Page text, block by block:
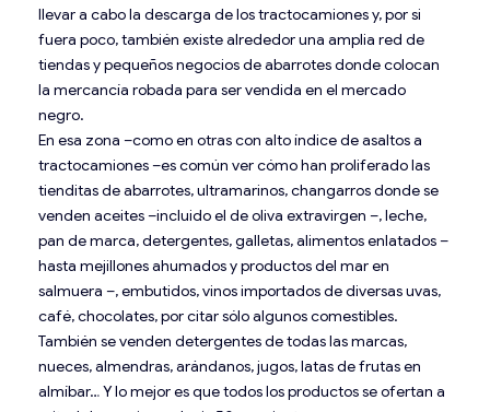
llevar a cabo la descarga de los tractocamiones y, por si
fuera poco, también existe alrededor una amplia red de
tiendas y pequeños negocios de abarrotes donde colocan
la mercancía robada para ser vendida en el mercado
negro.
En esa zona –como en otras con alto índice de asaltos a
tractocamiones –es común ver cómo han proliferado las
tienditas de abarrotes, ultramarinos, changarros donde se
venden aceites –incluido el de oliva extravirgen –, leche,
pan de marca, detergentes, galletas, alimentos enlatados –
hasta mejillones ahumados y productos del mar en
salmuera –, embutidos, vinos importados de diversas uvas,
café, chocolates, por citar sólo algunos comestibles.
También se venden detergentes de todas las marcas,
nueces, almendras, arándanos, jugos, latas de frutas en
almíbar… Y lo mejor es que todos los productos se ofertan a